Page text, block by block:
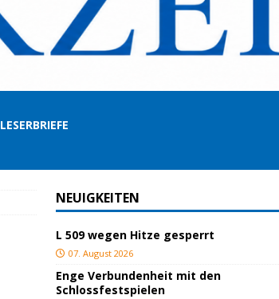
LESERBRIEFE
NEUIGKEITEN
L 509 wegen Hitze gesperrt
07. August 2026
Enge Verbundenheit mit den
Schlossfestspielen